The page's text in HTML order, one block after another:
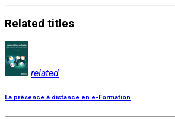
Related titles
related
La présence à distance en e-Formation